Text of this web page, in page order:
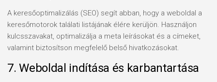
A keresőoptimalizálás (SEO) segít abban, hogy a weboldal a
keresőmotorok találati listájának élére kerüljön. Használjon
kulcsszavakat, optimalizálja a meta leírásokat és a címeket,
valamint biztosítson megfelelő belső hivatkozásokat.
7. Weboldal indítása és karbantartása